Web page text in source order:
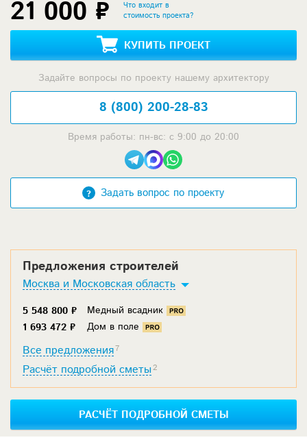
21 000 ₽
Что входит в
стоимость проекта?
КУПИТЬ ПРОЕКТ
Задайте вопросы по проекту нашему архитектору
8 (800) 200-28-83
Время работы: пн-вс: с 9:00 до 20:00
Задать вопрос по проекту
Предложения строителей
Москва и Московская область
5 548 800 ₽
Медный всадник
1 693 472 ₽
Дом в поле
Все предложения7
Расчёт подробной сметы2
РАСЧЁТ ПОДРОБНОЙ СМЕТЫ